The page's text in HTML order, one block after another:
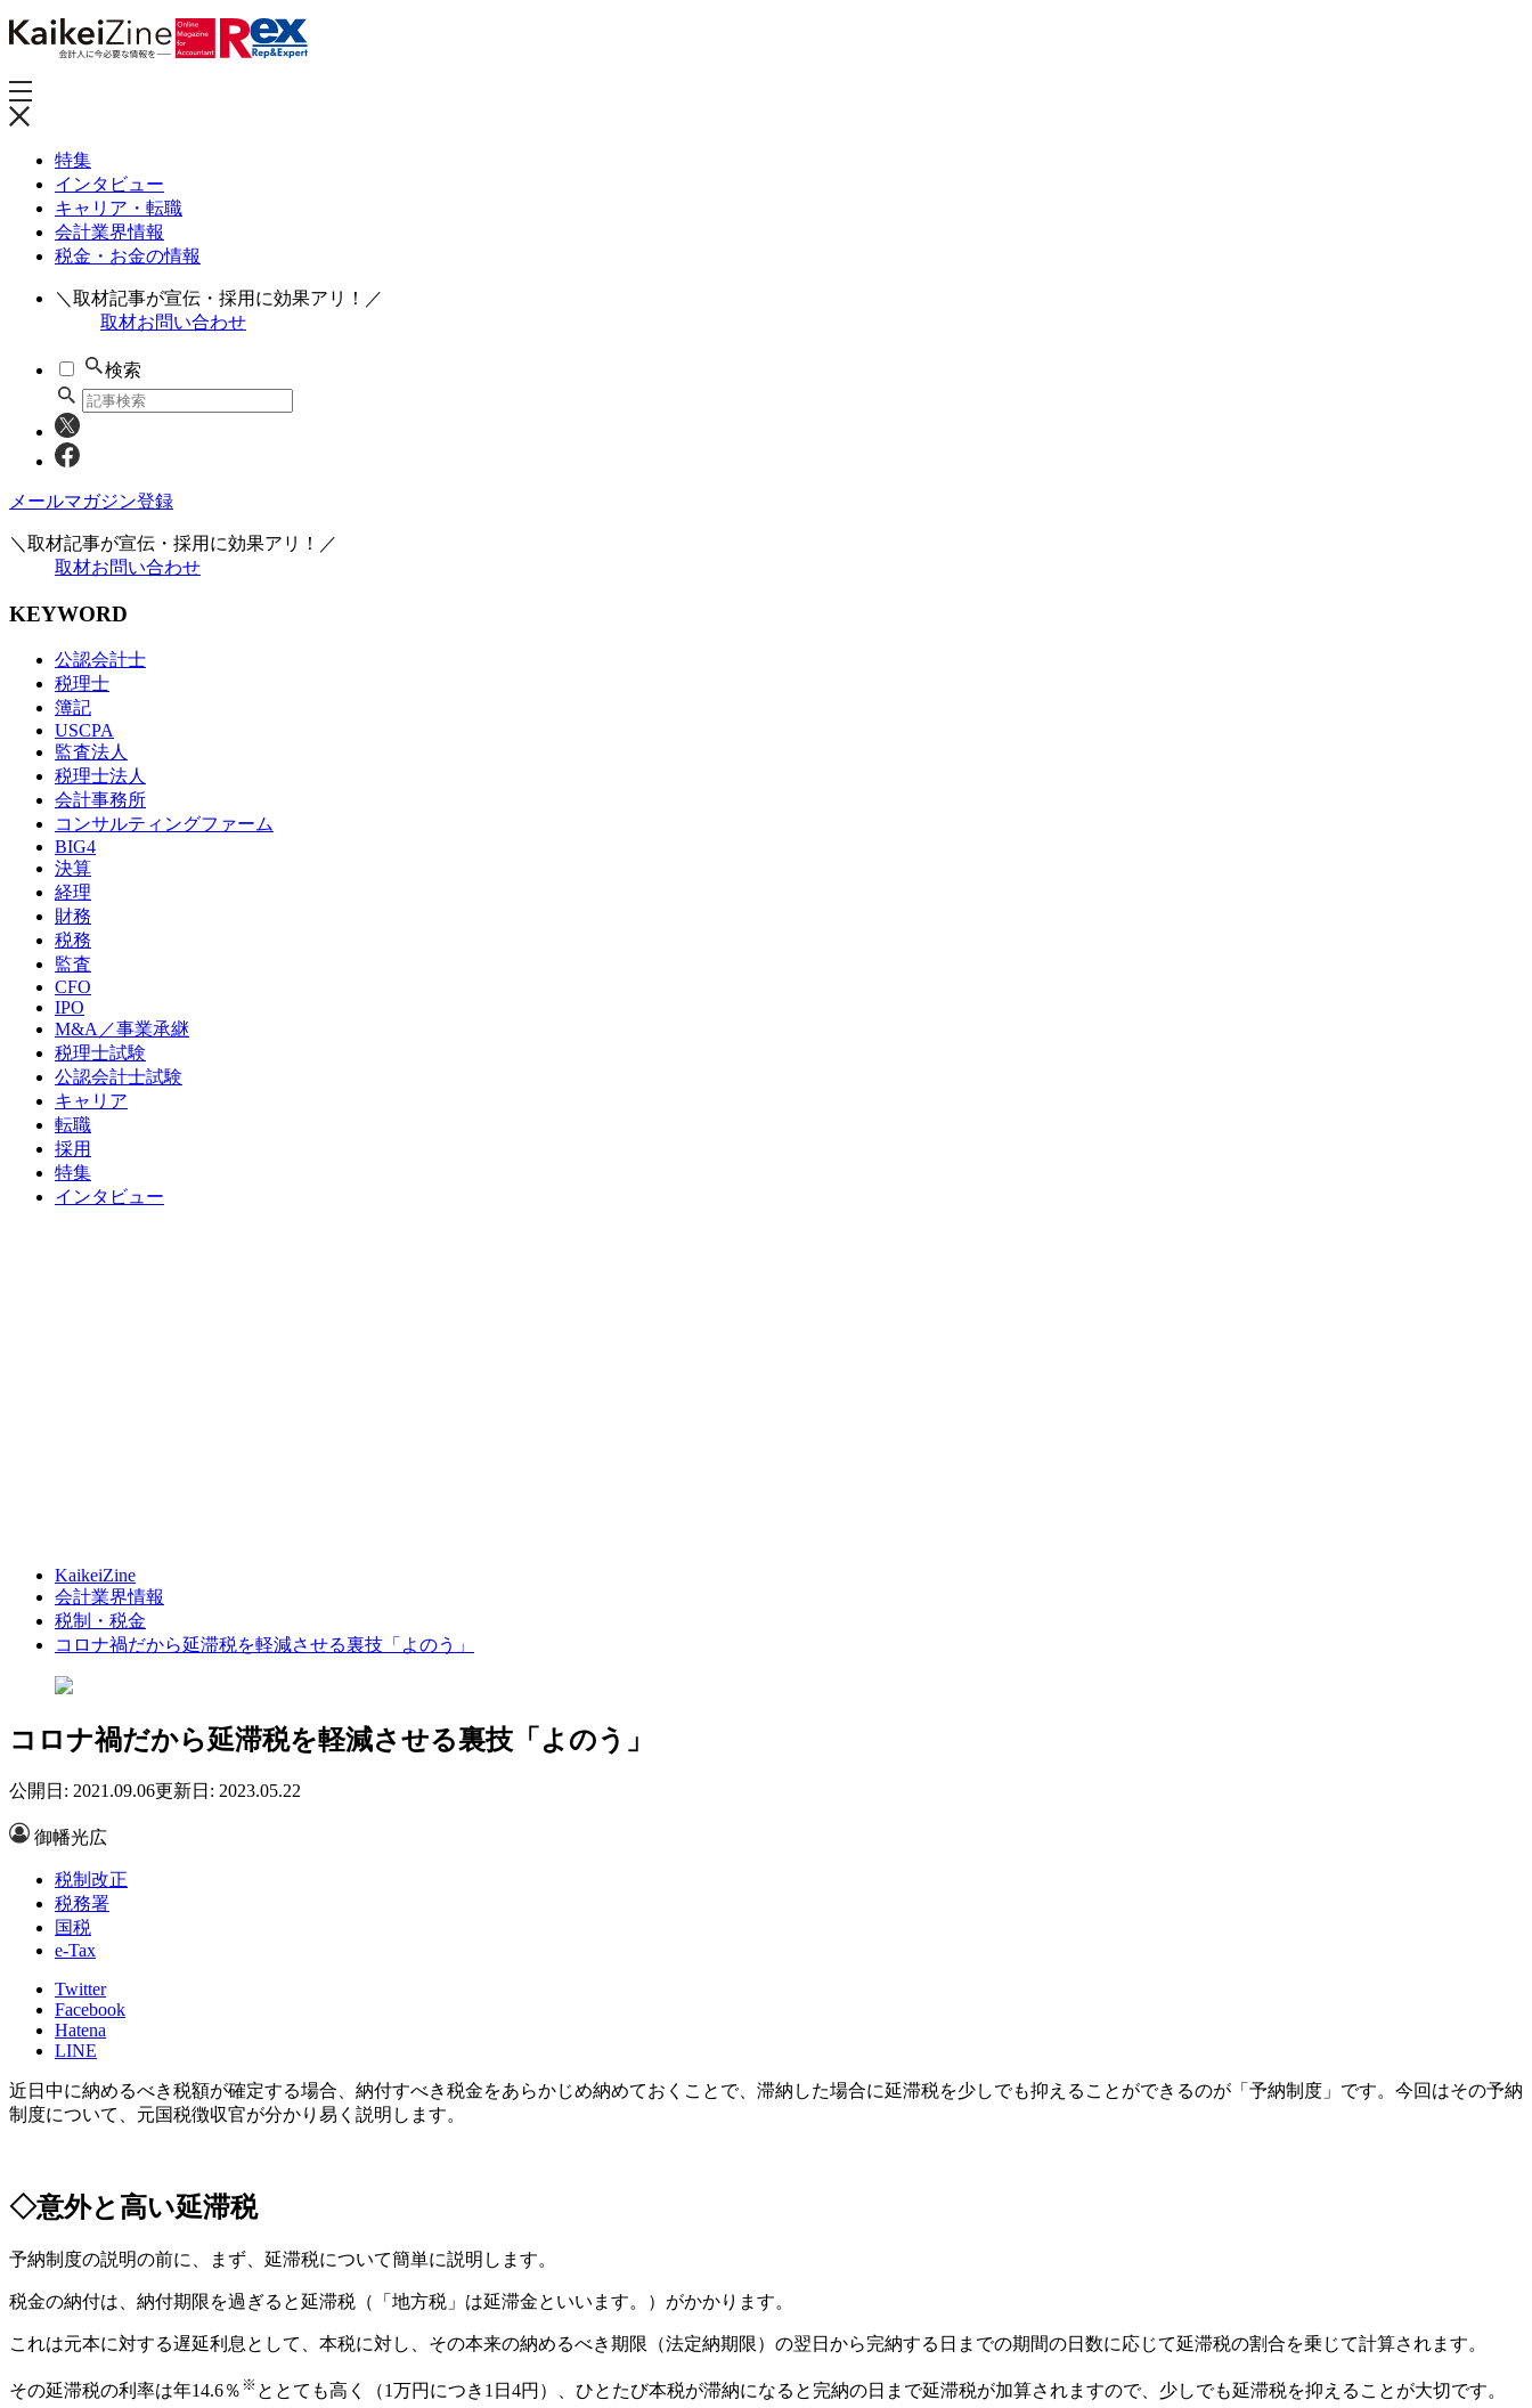
特集
インタビュー
キャリア・転職
会計業界情報
税金・お金の情報
＼取材記事が宣伝・採用に効果アリ！／
取材お問い合わせ
検索
メールマガジン登録
＼取材記事が宣伝・採用に効果アリ！／
取材お問い合わせ
KEYWORD
公認会計士
税理士
簿記
USCPA
監査法人
税理士法人
会計事務所
コンサルティングファーム
BIG4
決算
経理
財務
税務
監査
CFO
IPO
M&A／事業承継
税理士試験
公認会計士試験
キャリア
転職
採用
特集
インタビュー
KaikeiZine
会計業界情報
税制・税金
コロナ禍だから延滞税を軽減させる裏技「よのう」
コロナ禍だから延滞税を軽減させる裏技「よのう」
公開日: 2021.09.06更新日: 2023.05.22
御幡光広
税制改正
税務署
国税
e-Tax
Twitter
Facebook
Hatena
LINE
近日中に納めるべき税額が確定する場合、納付すべき税金をあらかじめ納めておくことで、滞納した場合に延滞税を少しでも抑えることができるのが「予納制度」です。今回はその予納
制度について、元国税徴収官が分かり易く説明します。
◇意外と高い延滞税
予納制度の説明の前に、まず、延滞税について簡単に説明します。
税金の納付は、納付期限を過ぎると延滞税（「地方税」は延滞金といいます。）がかかります。
これは元本に対する遅延利息として、本税に対し、その本来の納めるべき期限（法定納期限）の翌日から完納する日までの期間の日数に応じて延滞税の割合を乗じて計算されます。
その延滞税の利率は年14.6％ ※ ととても高く（1万円につき1日4円）、ひとたび本税が滞納になると完納の日まで延滞税が加算されますので、少しでも延滞税を抑えることが大切です。